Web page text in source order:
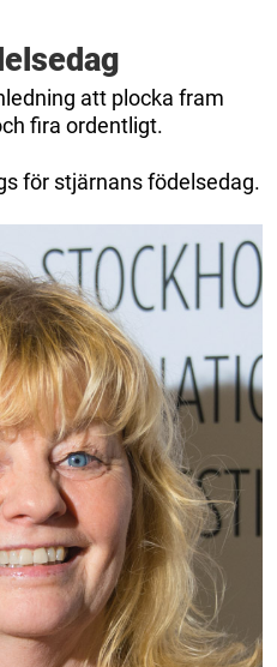
att plocka fram
fira ordentligt.
för stjärnans födelsedag.